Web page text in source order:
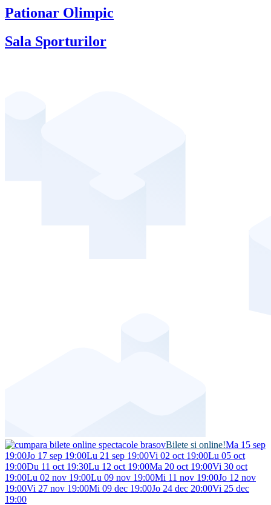
Pationar Olimpic
Sala Sporturilor
Bilete si online!Ma 15 sep
19:00Jo 17 sep 19:00Lu 21 sep 19:00Vi 02 oct 19:00Lu 05 oct
19:00Du 11 oct 19:30Lu 12 oct 19:00Ma 20 oct 19:00Vi 30 oct
19:00Lu 02 nov 19:00Lu 09 nov 19:00Mi 11 nov 19:00Jo 12 nov
19:00Vi 27 nov 19:00Mi 09 dec 19:00Jo 24 dec 20:00Vi 25 dec
19:00